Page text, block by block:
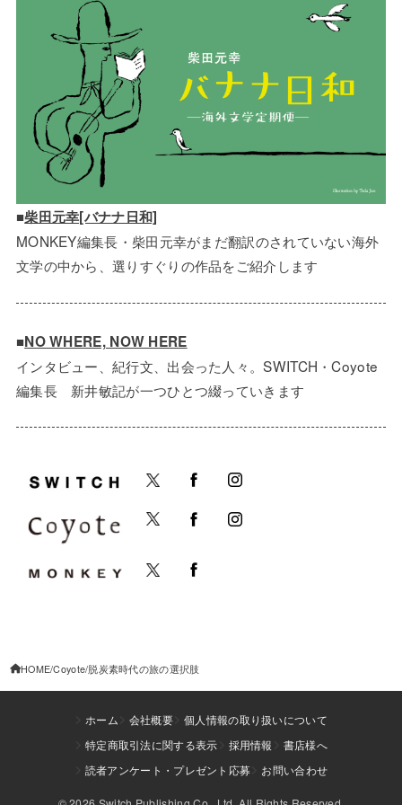
■柴田元幸[バナナ日和]
MONKEY編集長・柴田元幸がまだ翻訳のされていない海外
文学の中から、選りすぐりの作品をご紹介します
■NO WHERE, NOW HERE
インタビュー、紀行文、出会った人々。SWITCH・Coyote
編集長 新井敏記が一つひとつ綴っていきます
HOME Coyote 脱炭素時代の旅の選択肢
ホーム 会社概要
個人情報の取り扱いについて
特定商取引法に関する表示
採用情報
書店様へ
読者アンケート・プレゼント応募
お問い合わせ